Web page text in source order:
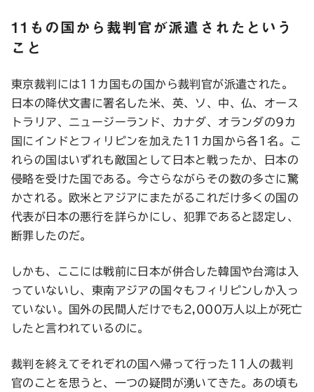
11もの国から裁判官が派遣されたという
こと
東京裁判には11カ国もの国から裁判官が派遣された。
日本の降伏文書に署名した米、英、ソ、中、仏、オース
トラリア、ニュージーランド、カナダ、オランダの9カ
国にインドとフィリピンを加えた11カ国から各1名。こ
れらの国はいずれも敵国として日本と戦ったか、日本の
侵略を受けた国である。今さらながらその数の多さに驚
かされる。欧米とアジアにまたがるこれだけ多くの国の
代表が日本の悪行を詳らかにし、犯罪であると認定し、
断罪したのだ。
しかも、ここには戦前に日本が併合した韓国や台湾は入
っていないし、東南アジアの国々もフィリピンしか入っ
ていない。国外の民間人だけでも2,000万人以上が死亡
したと言われているのに。
裁判を終えてそれぞれの国へ帰って行った11人の裁判
官のことを思うと、一つの疑問が湧いてきた。あの頃も